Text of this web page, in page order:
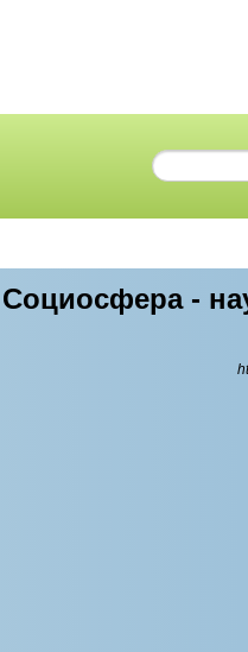
Социосфера -